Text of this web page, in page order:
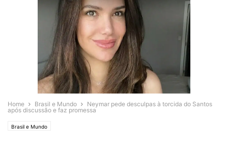
Home Brasil e Mundo
Neymar pede desculpas à torcida do Santos
após discussão e faz promessa
Brasil e Mundo